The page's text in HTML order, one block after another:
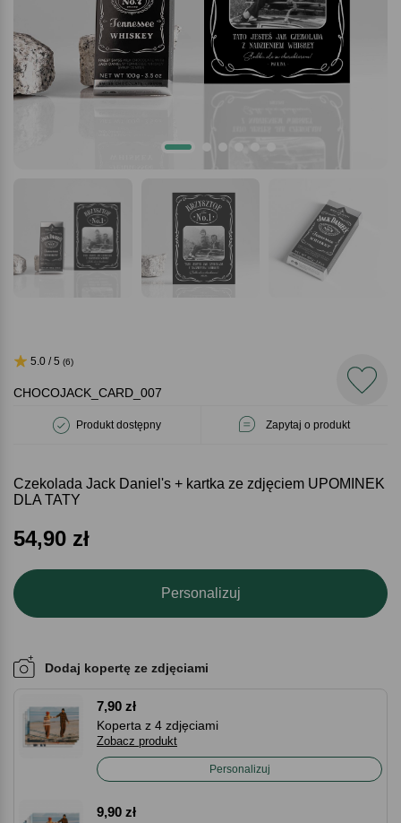
CHOCOJACK_CARD_007
Produkt dostępny Zapytaj o produkt
5.0 / 5 (6)
Czekolada Jack Daniel's + kartka ze zdjęciem UPOMINEK
DLA TATY
54,90 zł
Personalizuj
Dodaj kopertę ze zdjęciami
7,90 zł
Koperta z 4 zdjęciami
Zobacz produkt
Personalizuj
9,90 zł